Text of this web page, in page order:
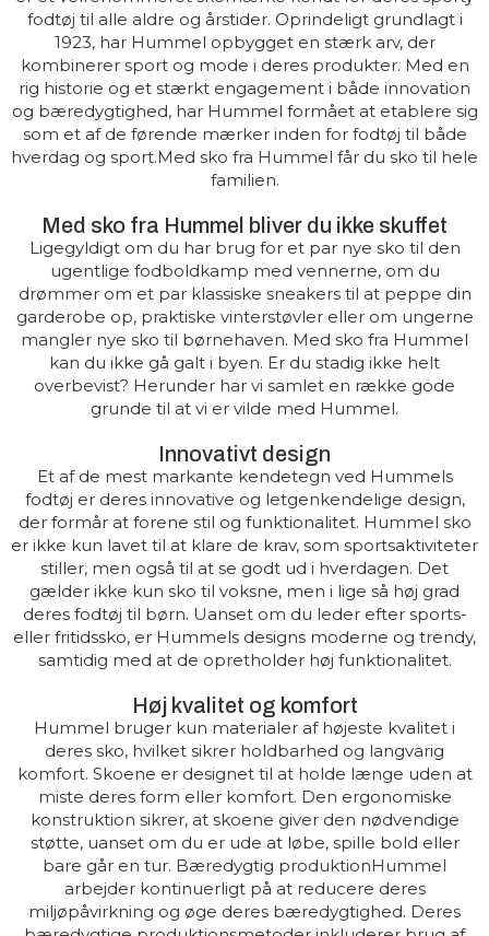
fodtøj til alle aldre og årstider. Oprindeligt grundlagt i
1923, har Hummel opbygget en stærk arv, der
kombinerer sport og mode i deres produkter. Med en
rig historie og et stærkt engagement i både innovation
og bæredygtighed, har Hummel formået at etablere sig
som et af de førende mærker inden for fodtøj til både
hverdag og sport.Med sko fra Hummel får du sko til hele
familien.
Med sko fra Hummel bliver du ikke skuffet
Ligegyldigt om du har brug for et par nye sko til den
ugentlige fodboldkamp med vennerne, om du
drømmer om et par klassiske sneakers til at peppe din
garderobe op, praktiske vinterstøvler eller om ungerne
mangler nye sko til børnehaven. Med sko fra Hummel
kan du ikke gå galt i byen. Er du stadig ikke helt
overbevist? Herunder har vi samlet en række gode
grunde til at vi er vilde med Hummel.
Innovativt design
Et af de mest markante kendetegn ved Hummels
fodtøj er deres innovative og letgenkendelige design,
der formår at forene stil og funktionalitet. Hummel sko
er ikke kun lavet til at klare de krav, som sportsaktiviteter
stiller, men også til at se godt ud i hverdagen. Det
gælder ikke kun sko til voksne, men i lige så høj grad
deres fodtøj til børn. Uanset om du leder efter sports-
eller fritidssko, er Hummels designs moderne og trendy,
samtidig med at de opretholder høj funktionalitet.
Høj kvalitet og komfort
Hummel bruger kun materialer af højeste kvalitet i
deres sko, hvilket sikrer holdbarhed og langvarig
komfort. Skoene er designet til at holde længe uden at
miste deres form eller komfort. Den ergonomiske
konstruktion sikrer, at skoene giver den nødvendige
støtte, uanset om du er ude at løbe, spille bold eller
bare går en tur. Bæredygtig produktionHummel
arbejder kontinuerligt på at reducere deres
miljøpåvirkning og øge deres bæredygtighed. Deres